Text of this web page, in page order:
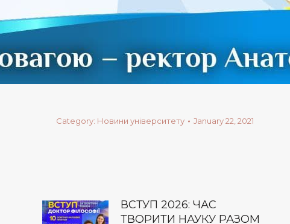
Category: Новини університету January 22, 2021
ВСТУП 2026: ЧАС
ТВОРИТИ НАУКУ РАЗОМ